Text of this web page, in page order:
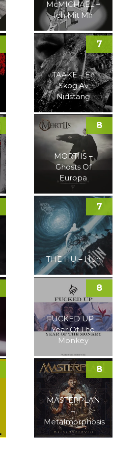
McMICHAEL –
Ich Mit Mir
TAAKE – En
Skog Av
Nidstang
7
MORTIIS –
Ghosts Of
Europa
8
THE HU – Hun
7
FUCKED UP –
Year Of The
Monkey
8
MASTERPLAN
–
Metalmorphosis
8